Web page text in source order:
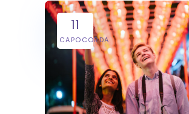
11
CAPOCORDA